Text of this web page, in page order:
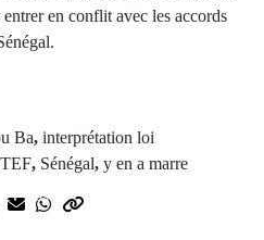
entrer en conflit avec les accords
Ba,interprétation loi
, Sénégal,y en a marre
Post